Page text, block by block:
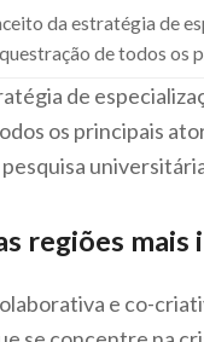
da estratégia de
de todos os
de
os principais
pesquisa
regiões
e co-